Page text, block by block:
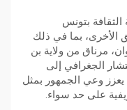
بتونس
الأخرى، بما في ذلك
مرناق من ولاية بن
الجغرافي إلى
يعزز وعي الجمهور بمثل
على حد سواء.